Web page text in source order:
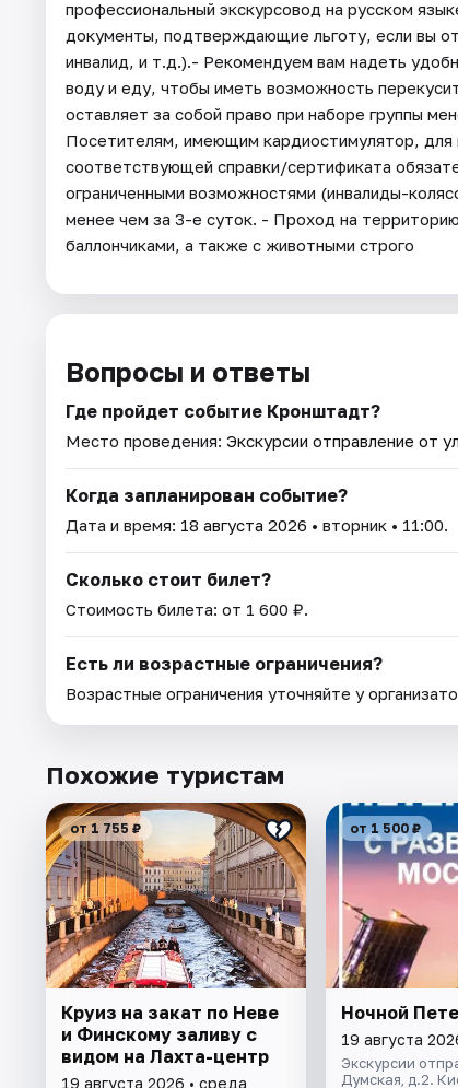
профессиональный экскурсовод на русском
документы, подтверждающие льготу, если вы
инвалид, и т.д.).- Рекомендуем вам надеть
воду и еду, чтобы иметь возможность
оставляет за собой право при наборе группы
Посетителям, имеющим кардиостимулятор,
соответствующей справки/сертификата
ограниченными возможностями (инвалиды-
менее чем за 3-е суток. - Проход на
баллончиками, а также с животными строго
Вопросы и ответы
Где пройдет событие Кронштадт?
Место проведения: Экскурсии отправление от
Когда запланирован событие?
Дата и время: 18 августа 2026 • вторник • 11:00.
Сколько стоит билет?
Стоимость билета: от 1 600 ₽.
Есть ли возрастные ограничения?
Возрастные ограничения уточняйте у
Похожие туристам
от 1 755 ₽
Круиз на закат по Неве
и Финскому заливу с
видом на Лахта-центр
19 августа 2026 • среда
от 1 500 ₽
Ночной
19 августа
Экскурсии
Думская, д.2.